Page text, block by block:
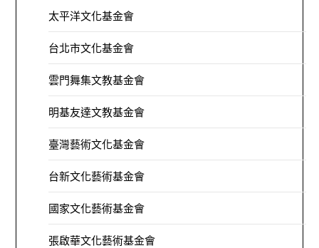
太平洋文化基金會
台北市文化基金會
雲門舞集文教基金會
明基友達文教基金會
臺灣藝術文化基金會
台新文化藝術基金會
國家文化藝術基金會
張啟華文化藝術基金會